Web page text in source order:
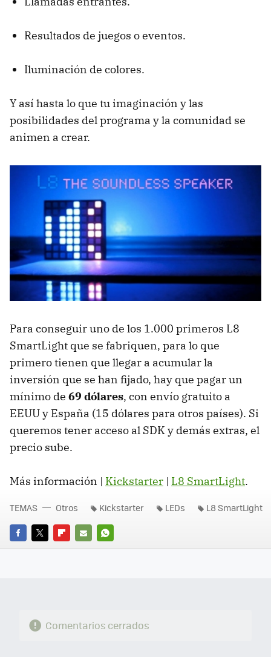
Resultados de juegos o eventos.
Iluminación de colores.
Y así hasta lo que tu imaginación y las
posibilidades del programa y la comunidad se
animen a crear.
Para conseguir uno de los 1.000 primeros L8
SmartLight que se fabriquen, para lo que
primero tienen que llegar a acumular la
inversión que se han fijado, hay que pagar un
mínimo de 69 dólares, con envío gratuito a
EEUUy España (15 dólares para otros países). Si
queremos tener acceso al SDKy demás extras, el
precio sube.
Más información | Kickstarter | L8 SmartLight.
FACEBOOK
TWITTERFLIPBOARD
E-
WHATSAPP
TEMAS Otros Kickstarter LEDs L8 SmartLight
Comentarios cerrados